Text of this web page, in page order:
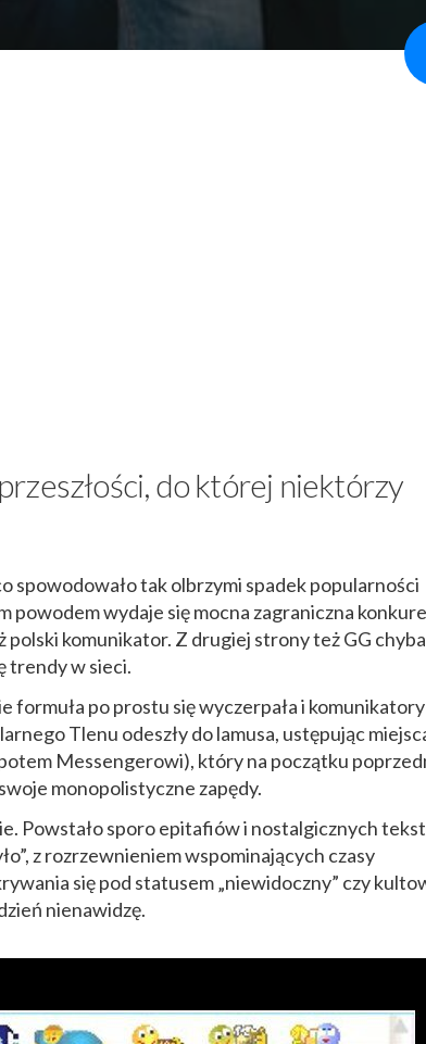
do której niektórzy
spowodowało tak olbrzymi spadek popularności
powodem wydaje się mocna zagraniczna
komunikator. Z drugiej strony też GG
trendy w sieci.
formuła po prostu się wyczerpała i komunikatory
Tlenu odeszły do lamusa, ustępując
Messengerowi), który na początku
monopolistyczne zapędy.
Powstało sporo epitafiów i nostalgicznych
z rozrzewnieniem wspominających czasy
się pod statusem „niewidoczny” czy
nienawidzę.